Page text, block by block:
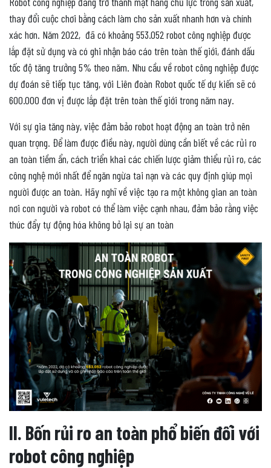
thay đổi cuộc chơi bằng cách làm cho sản xuất nhanh hơn và chính
xác hơn. Năm 2022, đã có khoảng 553.052 robot công nghiệp được
lắp đặt sử dụng và có ghi nhận báo cáo trên toàn thế giới, đánh dấu
tốc độ tăng trưởng 5% theo năm. Nhu cầu về robot công nghiệp được
dự đoán sẽ tiếp tục tăng, với Liên đoàn Robot quốc tế dự kiến ​​sẽ có
600.000 đơn vị được lắp đặt trên toàn thế giới trong năm nay.
Với sự gia tăng này, việc đảm bảo robot hoạt động an toàn trở nên
quan trọng. Để làm được điều này, người dùng cần biết về các rủi ro
an toàn tiềm ẩn, cách triển khai các chiến lược giảm thiểu rủi ro, các
công nghệ mới nhất để ngăn ngừa tai nạn và các quy định giúp mọi
người được an toàn. Hãy nghĩ về việc tạo ra một không gian an toàn
nơi con người và robot có thể làm việc cạnh nhau, đảm bảo rằng việc
thúc đẩy tự động hóa không bỏ lại sự an toàn
II. Bốn rủi ro an toàn phổ biến đối với
robot công nghiệp